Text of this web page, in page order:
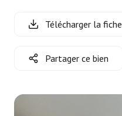
Immobilier
professionnel
Estimation
Télécharger la fiche
Partager ce bien